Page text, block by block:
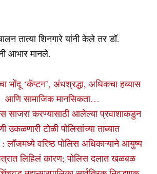
तात्या शिनगारे यांनी केले तर डॉ.
आभार मानले.
भोंदू ‘कॅप्टन’, अंधश्रद्धा, अधिकचा हव्यास
आणि सामाजिक मानसिकता…
साजरा करण्यासाठी आलेल्या प्रवाशाकडुन
उकळणारी टोळी पोलिसांच्या ताब्यात
लॉजमध्ये वरिष्ठ पोलिस अधिकाऱ्याने आयुष्य
लिहिलं कारण; पोलिस दलात खळबळ